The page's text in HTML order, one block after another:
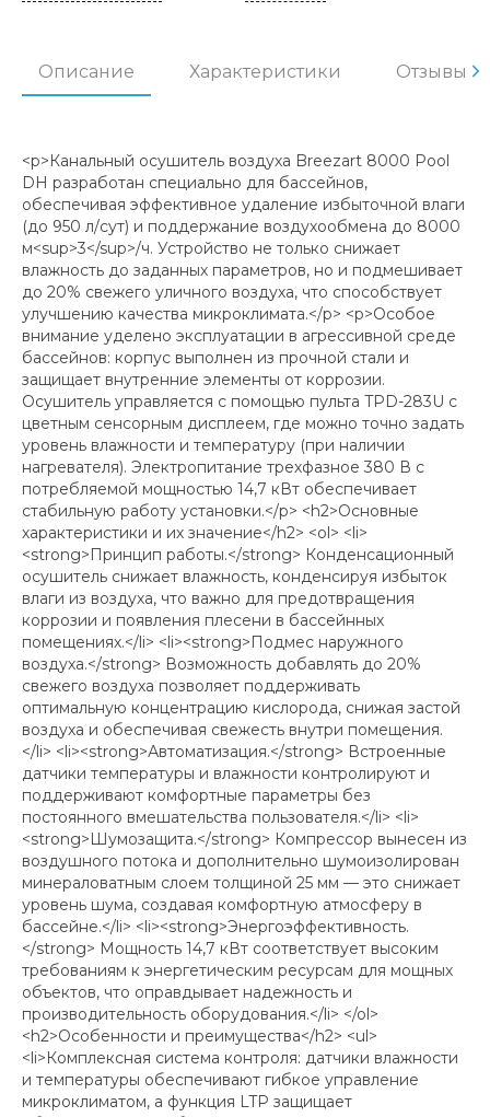
Описание Характеристики Отзывы
<p>Канальный осушитель воздуха Breezart 8000 Pool
DH разработан специально для бассейнов,
обеспечивая эффективное удаление избыточной влаги
(до 950 л/сут) и поддержание воздухообмена до 8000
м<sup>3</sup>/ч. Устройство не только снижает
влажность до заданных параметров, но и подмешивает
до 20% свежего уличного воздуха, что способствует
улучшению качества микроклимата.</p> <p>Особое
внимание уделено эксплуатации в агрессивной среде
бассейнов: корпус выполнен из прочной стали и
защищает внутренние элементы от коррозии.
Осушитель управляется с помощью пульта TPD-283U с
цветным сенсорным дисплеем, где можно точно задать
уровень влажности и температуру (при наличии
нагревателя). Электропитание трехфазное 380 В с
потребляемой мощностью 14,7 кВт обеспечивает
стабильную работу установки.</p> <h2>Основные
характеристики и их значение</h2> <ol> <li>
<strong>Принцип работы.</strong> Конденсационный
осушитель снижает влажность, конденсируя избыток
влаги из воздуха, что важно для предотвращения
коррозии и появления плесени в бассейнных
помещениях.</li> <li><strong>Подмес наружного
воздуха.</strong> Возможность добавлять до 20%
свежего воздуха позволяет поддерживать
оптимальную концентрацию кислорода, снижая застой
воздуха и обеспечивая свежесть внутри помещения.
</li> <li><strong>Автоматизация.</strong> Встроенные
датчики температуры и влажности контролируют и
поддерживают комфортные параметры без
постоянного вмешательства пользователя.</li> <li>
<strong>Шумозащита.</strong> Компрессор вынесен из
воздушного потока и дополнительно шумоизолирован
минераловатным слоем толщиной 25 мм — это снижает
уровень шума, создавая комфортную атмосферу в
бассейне.</li> <li><strong>Энергоэффективность.
</strong> Мощность 14,7 кВт соответствует высоким
требованиям к энергетическим ресурсам для мощных
объектов, что оправдывает надежность и
производительность оборудования.</li> </ol>
<h2>Особенности и преимущества</h2> <ul>
<li>Комплексная система контроля: датчики влажности
и температуры обеспечивают гибкое управление
микроклиматом, а функция LTP защищает